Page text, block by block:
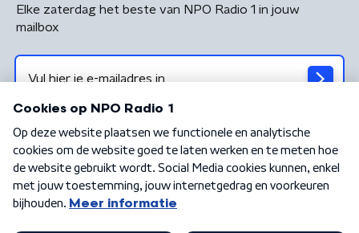
Elke zaterdag het beste van NPO Radio 1 in jouw
mailbox
Algemene voorwaarden